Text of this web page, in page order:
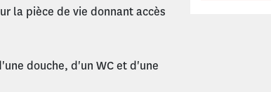
la pièce de vie donnant accès
douche, d'un WC et d'une